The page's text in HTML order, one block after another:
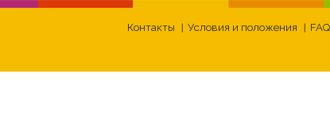
Контакты Условия и положения FAQ